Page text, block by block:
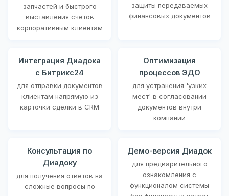
запчастей и быстрого
выставления счетов
корпоративным клиентам
защиты передаваемых
финансовых документов
Интеграция Диадока
с Битрикс24
для отправки документов
клиентам напрямую из
карточки сделки в CRM
Оптимизация
процессов ЭДО
для устранения 'узких
мест' в согласовании
документов внутри
компании
Консультация по
Диадоку
для получения ответов на
сложные вопросы по
Демо-версия Диадок
для предварительного
ознакомления с
функционалом системы